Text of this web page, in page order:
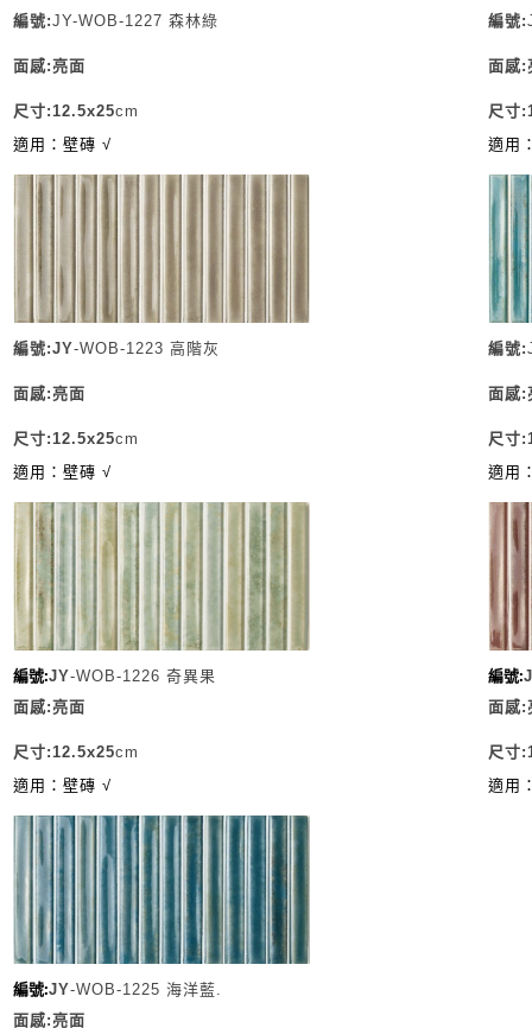
編號:JY-WOB-1227 森林綠
面感:亮面
尺寸:12.5x25cm
適用：壁磚 √
編號:
面感:
尺寸:
適用
編號:JY-WOB-1223 高階灰
面感:亮面
尺寸:12.5x25cm
適用：壁磚 √
編號:
面感:
尺寸:
適用
編號:JY-WOB-1226 奇異果
面感:亮面
尺寸:12.5x25cm
適用：壁磚 √
編號:
面感:
尺寸:
適用
編號:JY-WOB-1225 海洋藍.
面感:亮面